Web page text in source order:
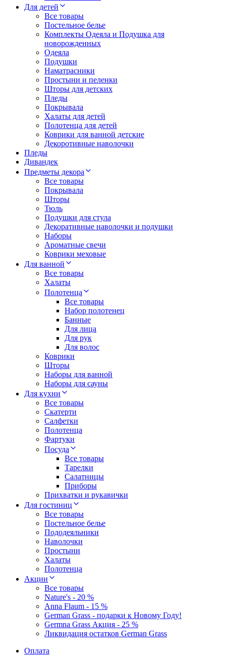
Для детей
Все товары
Постельное белье
Комплекты Одеяла и Подушка для
новорожденных
Одеяла
Подушки
Наматрасники
Простыни и пеленки
Шторы для детских
Пледы
Покрывала
Халаты для детей
Полотенца для детей
Коврики для ванной детские
Декоротивные наволочки
Пледы
Дивандек
Предметы декора
Все товары
Покрывала
Шторы
Тюль
Подушки для стула
Декоративные наволочки и подушки
Наборы
Ароматные свечи
Коврики меховые
Для ванной
Все товары
Халаты
Полотенца
Все товары
Набор полотенец
Банные
Для лица
Для рук
Для волос
Коврики
Шторы
Наборы для ванной
Наборы для сауны
Для кухни
Все товары
Скатерти
Салфетки
Полотенца
Фартуки
Посуда
Все товары
Тарелки
Салатницы
Приборы
Прихватки и рукавички
Для гостиниц
Все товары
Постельное белье
Пододеяльники
Наволочки
Простыни
Халаты
Полотенца
Акции
Все товары
Nature's - 20 %
Anna Flaum - 15 %
German Grass - подарки к Новому Году!
Germna Grass Акция - 25 %
Ликвидация остатков German Grass
Оплата